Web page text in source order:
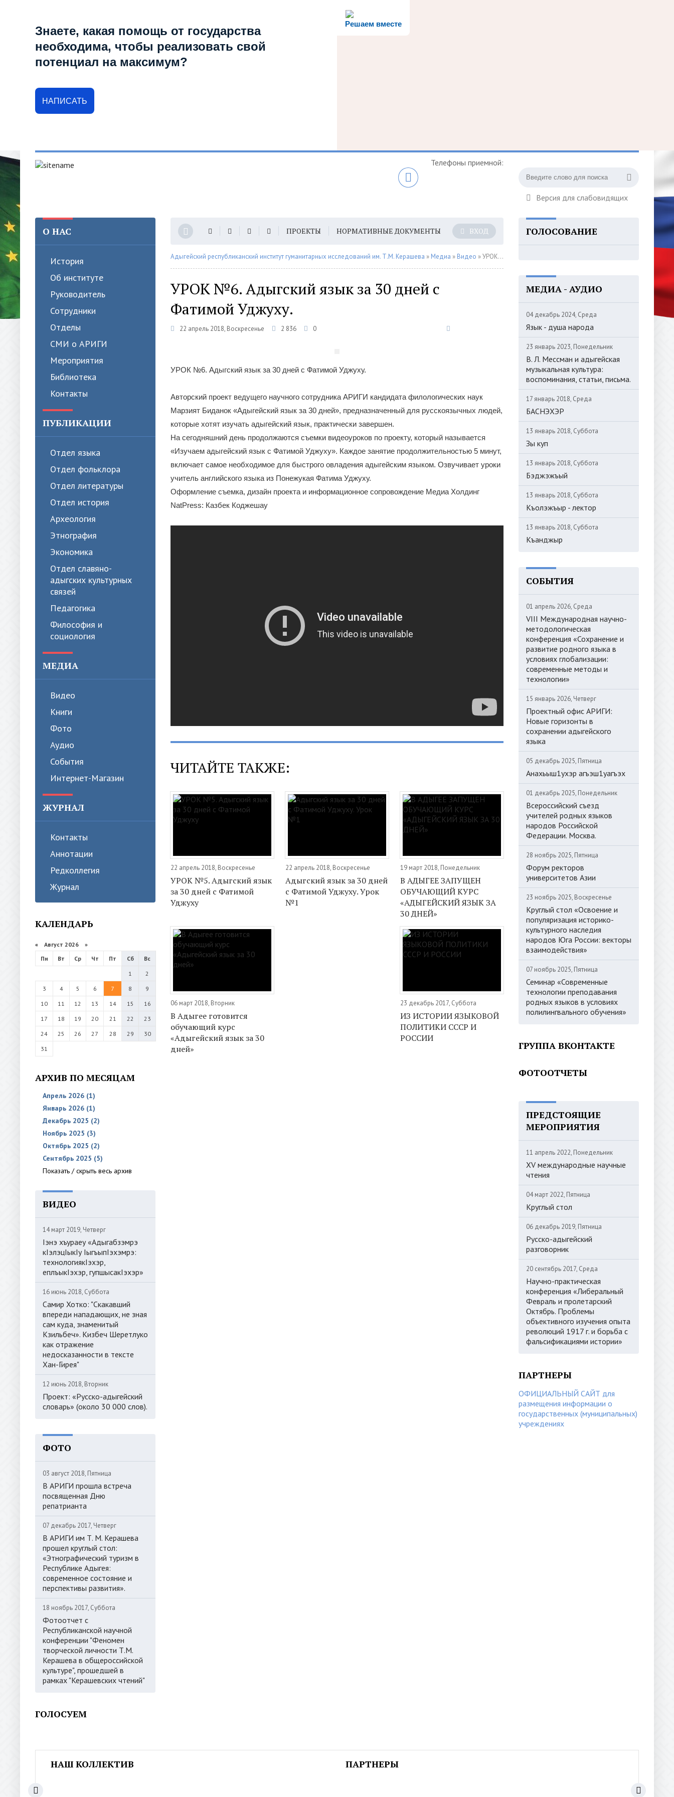
Решаем вместе
Знаете, какая помощь от государства
необходима, чтобы реализовать свой
потенциал на максимум?
НАПИСАТЬ
Версия для слабовидящих
Телефоны приемной:
О НАС
История
Об институте
Руководитель
Сотрудники
Отделы
СМИ о АРИГИ
Мероприятия
Библиотека
Контакты
ПУБЛИКАЦИИ
Отдел языка
Отдел фольклора
Отдел литературы
Отдел история
Археология
Этнография
Экономика
Отдел славяно-
адыгских культурных
связей
Педагогика
Философия и
социология
МЕДИА
Видео
Книги
Фото
Аудио
События
Интернет-Магазин
ЖУРНАЛ
Контакты
Аннотации
Редколлегия
Журнал
КАЛЕНДАРЬ
« Август 2026 »
Пн
Вт Ср Чт Пт Сб
Вс
1
2
3
4 5 6 7 8
9
10
11 12 13 14 15
16
17
18 19 20 21 22
23
24
25 26 27 28 29
30
31
АРХИВ ПО МЕСЯЦАМ
Апрель 2026 (1)
Январь 2026 (1)
Декабрь 2025 (2)
Ноябрь 2025 (3)
Октябрь 2025 (2)
Сентябрь 2025 (5)
Показать / скрыть весь архив
ВИДЕО
14 март 2019, Четверг
Iэнэ хъураеу «Адыгабзэмрэ
кIэлэцIыкIу IыгъыпIэхэмрэ:
технологиякIэхэр,
еплъыкIэхэр, гупшысакIэхэр»
16 июнь 2018, Суббота
Самир Хотко: "Скакавший
впереди нападающих, не зная
сам куда, знаменитый
Кзильбеч». Кизбеч Шеретлуко
как отражение
недосказанности в тексте
Хан-Гирея"
12 июнь 2018, Вторник
Проект: «Русско-адыгейский
словарь» (около 30 000 слов).
ФОТО
03 август 2018, Пятница
В АРИГИ прошла встреча
посвященная Дню
репатрианта
07 декабрь 2017, Четверг
В АРИГИ им Т. М. Керашева
прошел круглый стол:
«Этнографический туризм в
Республике Адыгея:
современное состояние и
перспективы развития».
18 ноябрь 2017, Суббота
Фотоотчет с
Республиканской научной
конференции "Феномен
творческой личности Т.М.
Керашева в общероссийской
культуре", прошедшей в
рамках "Керашевских чтений"
ГОЛОСУЕМ
ПРОЕКТЫ НОРМАТИВНЫЕ ДОКУМЕНТЫ ВХОД
Адыгейский республиканский институт гуманитарных исследований им. Т.М. Керашева » Медиа » Видео » УРОК №6. Адыгский язык за 30 дней с Фатимой Уджуху.
УРОК №6. Адыгский язык за 30 дней с
Фатимой Уджуху.
22 апрель 2018, Воскресенье 2 836 0
УРОК №6. Адыгский язык за 30 дней с Фатимой Уджуху.
Авторский проект ведущего научного сотрудника АРИГИ кандидата филологических наук
Марзият Биданок «Адыгейский язык за 30 дней», предназначенный для русскоязычных людей,
которые хотят изучать адыгейский язык, практически завершен.
На сегодняшний день продолжаются съемки видеоуроков по проекту, который называется
«Изучаем адыгейский язык с Фатимой Уджуху». Каждое занятие продолжительностью 5 минут,
включает самое необходимое для быстрого овладения адыгейским языком. Озвучивает уроки
учитель английского языка из Понежукая Фатима Уджуху.
Оформление съемка, дизайн проекта и информационное сопровождение Медиа Холдинг
NatPress: Казбек Коджешау
ЧИТАЙТЕ ТАКЖЕ:
22 апрель 2018, Воскресенье
УРОК №5. Адыгский язык
за 30 дней с Фатимой
Уджуху
22 апрель 2018, Воскресенье
Адыгский язык за 30 дней
с Фатимой Уджуху. Урок
№1
19 март 2018, Понедельник
В АДЫГЕЕ ЗАПУЩЕН
ОБУЧАЮЩИЙ КУРС
«АДЫГЕЙСКИЙ ЯЗЫК ЗА
30 ДНЕЙ»
06 март 2018, Вторник
В Адыгее готовится
обучающий курс
«Адыгейский язык за 30
дней»
23 декабрь 2017, Суббота
ИЗ ИСТОРИИ ЯЗЫКОВОЙ
ПОЛИТИКИ СССР И
РОССИИ
ГОЛОСОВАНИЕ
МЕДИА - АУДИО
04 декабрь 2024, Среда
Язык - душа народа
23 январь 2023, Понедельник
В. Л. Мессман и адыгейская
музыкальная культура:
воспоминания, статьи, письма.
17 январь 2018, Среда
БАСНЭХЭР
13 январь 2018, Суббота
Зы куп
13 январь 2018, Суббота
Бэджэжъый
13 январь 2018, Суббота
Къолэжъыр - лектор
13 январь 2018, Суббота
Къанджыр
СОБЫТИЯ
01 апрель 2026, Среда
VIII Международная научно-
методологическая
конференция «Сохранение и
развитие родного языка в
условиях глобализации:
современные методы и
технологии»
15 январь 2026, Четверг
Проектный офис АРИГИ:
Новые горизонты в
сохранении адыгейского
языка
05 декабрь 2025, Пятница
Анахьыш1ухэр агъэш1уагъэх
01 декабрь 2025, Понедельник
Всероссийский съезд
учителей родных языков
народов Российской
Федерации. Москва.
28 ноябрь 2025, Пятница
Форум ректоров
университетов Азии
23 ноябрь 2025, Воскресенье
Круглый стол «Освоение и
популяризация историко-
культурного наследия
народов Юга России: векторы
взаимодействия»
07 ноябрь 2025, Пятница
Семинар «Современные
технологии преподавания
родных языков в условиях
полилингвального обучения»
ГРУППА ВКОНТАКТЕ
ФОТООТЧЕТЫ
ПРЕДСТОЯЩИЕ
МЕРОПРИЯТИЯ
11 апрель 2022, Понедельник
XV международные научные
чтения
04 март 2022, Пятница
Круглый стол
06 декабрь 2019, Пятница
Русско-адыгейский
разговорник
20 сентябрь 2017, Среда
Научно-практическая
конференция «Либеральный
Февраль и пролетарский
Октябрь. Проблемы
объективного изучения опыта
революций 1917 г. и борьба с
фальсификациями истории»
ПАРТНЕРЫ
ОФИЦИАЛЬНЫЙ САЙТ для
размещения информации о
государственных (муниципальных)
учреждениях
НАШ КОЛЛЕКТИВ ПАРТНЕРЫ